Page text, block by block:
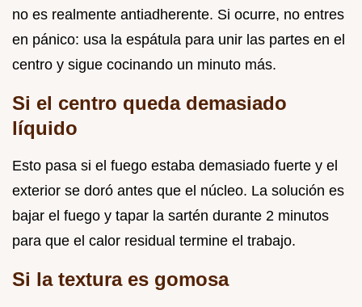
no es realmente antiadherente. Si ocurre, no entres
en pánico: usa la espátula para unir las partes en el
centro y sigue cocinando un minuto más.
Si el centro queda demasiado
líquido
Esto pasa si el fuego estaba demasiado fuerte y el
exterior se doró antes que el núcleo. La solución es
bajar el fuego y tapar la sartén durante 2 minutos
para que el calor residual termine el trabajo.
Si la textura es gomosa